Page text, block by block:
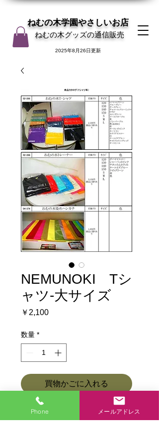
ねむの木学園やさしいお店
ねむの木グッズの通信販売
2025年8月26日更新
NEMUNOKI Tシ
ャツ-大サイズ
￥2,100価
数量 *
買物かごに入れる
Phone メールアドレス